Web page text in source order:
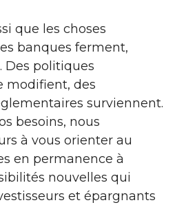
que les choses
banques ferment,
Des politiques
modifient, des
surviennent.
besoins, nous
à vous orienter au
en permanence à
nouvelles qui
et épargnants